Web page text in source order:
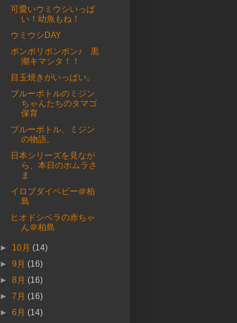
可愛いウミウシいっぱ
い！幼魚もね！
ウミウシDAY
ボンボリボンボン♪ 黒
潮キマシタ！！
目玉焼きがいっぱい。
ブルーボトルのミジン
ちゃんたちのタマゴ
保育
ブルーボトル、ミジン
の物語。
日本シリーズを見なが
ら、本日のホムラさ
ま
イロブダイベビー＠柏
島
ヒオドシベラの赤ちゃ
ん＠柏島
► 10月(14)
►9月(16)
►8月(16)
►7月(16)
►6月(14)